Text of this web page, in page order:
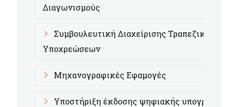
Διαγωνισμούς
Συμβουλευτική Διαχείρισης Τραπεζικών
Υποχρεώσεων
Μηχανογραφικές Εφαμογές
Υποστήριξη έκδοσης ψηφιακής υπογραφής